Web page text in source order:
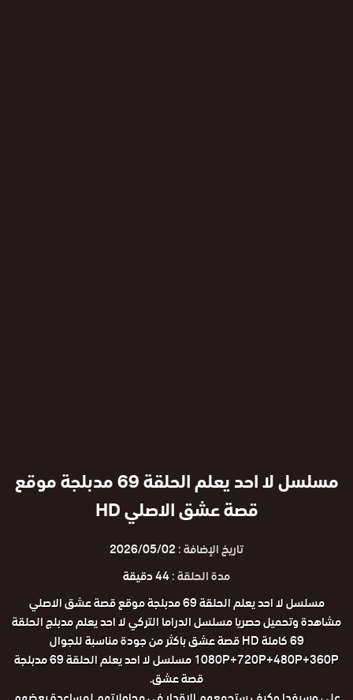
مسلسل لا احد يعلم الحلقة 69 مدبلجة موقع
قصة عشق الاصلي HD
تاريخ الإضافة :2026/05/02
مدة الحلقة :44 دقيقة
مسلسل لا احد يعلم الحلقة 69 مدبلجة موقع قصة عشق الاصلي
مشاهدة وتحميل حصريا مسلسل الدراما التركي لا احد يعلم مدبلج الحلقة
69 كاملة HD قصة عشق باكثر من جودة مناسبة للجوال
1080P+720P+480P+360P مسلسل لا احد يعلم الحلقة 69 مدبلجة
قصة عشق.